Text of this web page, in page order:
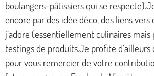
boulangers-pâtissiers qui se
encore par des idée déco, des liens vers
j’adore (essentiellement culinaires mais
testings de produits.Je profite d’ailleurs
pour vous remercier de votre